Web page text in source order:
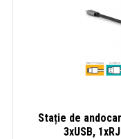
Stație de
3xUSB,